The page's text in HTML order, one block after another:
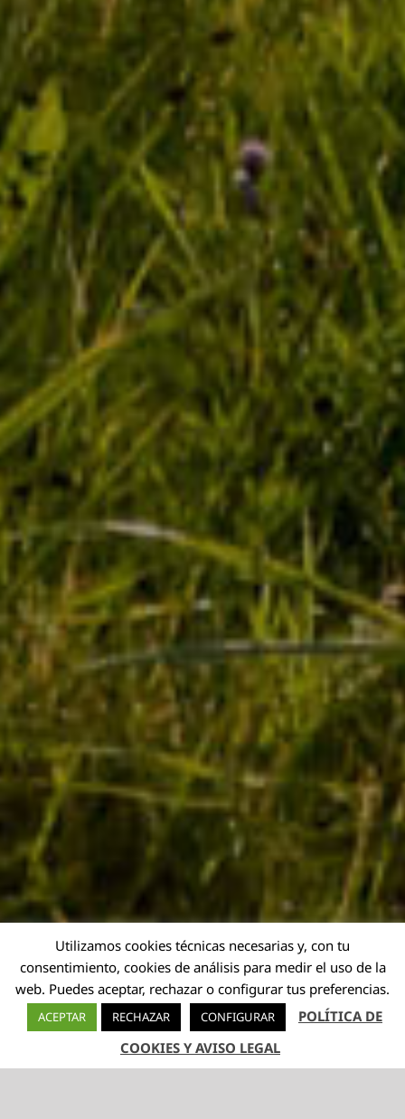
Utilizamos cookies técnicas necesarias y, con tu
consentimiento, cookies de análisis para medir el uso de la
web. Puedes aceptar, rechazar o configurar tus preferencias.
ACEPTAR RECHAZAR CONFIGURAR
POLÍTICA DE
COOKIES Y AVISO LEGAL